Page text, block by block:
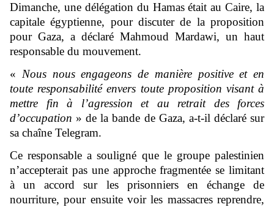
Dimanche, une délégation du Hamas était au Caire, la
capitale égyptienne, pour discuter de la proposition
pour Gaza, a déclaré Mahmoud Mardawi, un haut
responsable du mouvement.
« Nous nous engageons de manière positive et en
toute responsabilité envers toute proposition visant à
mettre fin à l’agression et au retrait des forces
d’occupation » de la bande de Gaza, a-t-il déclaré sur
sa chaîne Telegram.
Ce responsable a souligné que le groupe palestinien
n’accepterait pas une approche fragmentée se limitant
à un accord sur les prisonniers en échange de
nourriture, pour ensuite voir les massacres reprendre,